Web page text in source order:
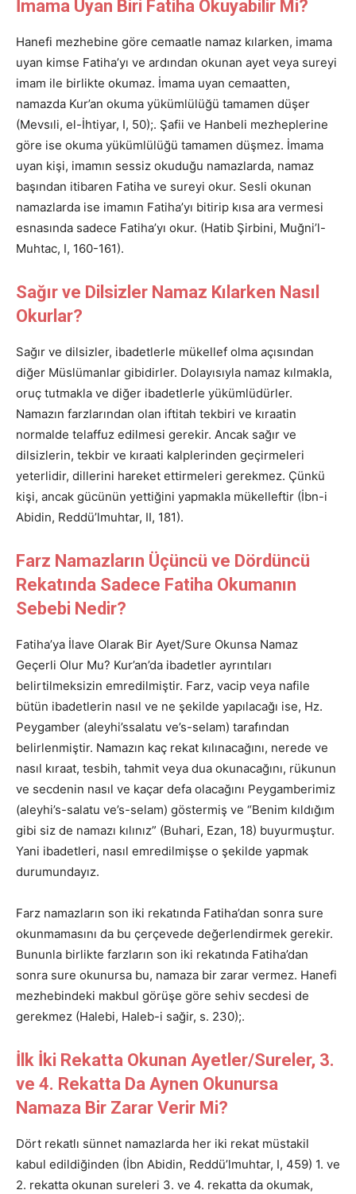
İmama Uyan Biri Fatiha Okuyabilir Mi?
Hanefi mezhebine göre cemaatle namaz kılarken, imama
uyan kimse Fatiha’yı ve ardından okunan ayet veya sureyi
imam ile birlikte okumaz. İmama uyan cemaatten,
namazda Kur’an okuma yükümlülüğü tamamen düşer
(Mevsıli, el-İhtiyar, I, 50);. Şafii ve Hanbeli mezheplerine
göre ise okuma yükümlülüğü tamamen düşmez. İmama
uyan kişi, imamın sessiz okuduğu namazlarda, namaz
başından itibaren Fatiha ve sureyi okur. Sesli okunan
namazlarda ise imamın Fatiha’yı bitirip kısa ara vermesi
esnasında sadece Fatiha’yı okur. (Hatib Şirbini, Muğni’l-
Muhtac, I, 160-161).
Sağır ve Dilsizler Namaz Kılarken Nasıl
Okurlar?
Sağır ve dilsizler, ibadetlerle mükellef olma açısından
diğer Müslümanlar gibidirler. Dolayısıyla namaz kılmakla,
oruç tutmakla ve diğer ibadetlerle yükümlüdürler.
Namazın farzlarından olan iftitah tekbiri ve kıraatin
normalde telaffuz edilmesi gerekir. Ancak sağır ve
dilsizlerin, tekbir ve kıraati kalplerinden geçirmeleri
yeterlidir, dillerini hareket ettirmeleri gerekmez. Çünkü
kişi, ancak gücünün yettiğini yapmakla mükelleftir (İbn-i
Abidin, Reddü’lmuhtar, II, 181).
Farz Namazların Üçüncü ve Dördüncü
Rekatında Sadece Fatiha Okumanın
Sebebi Nedir?
Fatiha’ya İlave Olarak Bir Ayet/Sure Okunsa Namaz
Geçerli Olur Mu? Kur’an’da ibadetler ayrıntıları
belirtilmeksizin emredilmiştir. Farz, vacip veya nafile
bütün ibadetlerin nasıl ve ne şekilde yapılacağı ise, Hz.
Peygamber (aleyhi’ssalatu ve’s-selam) tarafından
belirlenmiştir. Namazın kaç rekat kılınacağını, nerede ve
nasıl kıraat, tesbih, tahmit veya dua okunacağını, rükunun
ve secdenin nasıl ve kaçar defa olacağını Peygamberimiz
(aleyhi’s-salatu ve’s-selam) göstermiş ve “Benim kıldığım
gibi siz de namazı kılınız” (Buhari, Ezan, 18) buyurmuştur.
Yani ibadetleri, nasıl emredilmişse o şekilde yapmak
durumundayız.
Farz namazların son iki rekatında Fatiha’dan sonra sure
okunmamasını da bu çerçevede değerlendirmek gerekir.
Bununla birlikte farzların son iki rekatında Fatiha’dan
sonra sure okunursa bu, namaza bir zarar vermez. Hanefi
mezhebindeki makbul görüşe göre sehiv secdesi de
gerekmez (Halebi, Haleb-i sağir, s. 230);.
İlk İki Rekatta Okunan Ayetler/Sureler, 3.
ve 4. Rekatta Da Aynen Okunursa
Namaza Bir Zarar Verir Mi?
Dört rekatlı sünnet namazlarda her iki rekat müstakil
kabul edildiğinden (İbn Abidin, Reddü’lmuhtar, I, 459) 1. ve
2. rekatta okunan sureleri 3. ve 4. rekatta da okumak,